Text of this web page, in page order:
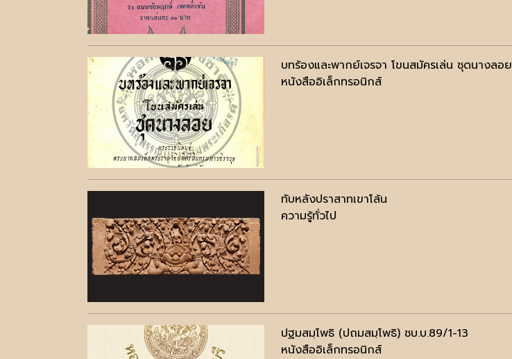
บทร้องและพากย์เจรจา โขนสมัครเล่น ชุดนางลอย
หนังสืออิเล็กทรอนิกส์
ทับหลังปราสาทเขาโล้น
ความรู้ทั่วไป
ปฐมสมฺโพธิ (ปถมสมฺโพธิ) ชบ.บ.89/1-13
หนังสืออิเล็กทรอนิกส์